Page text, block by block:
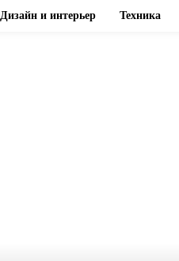
Дизайн и интерьер Техника